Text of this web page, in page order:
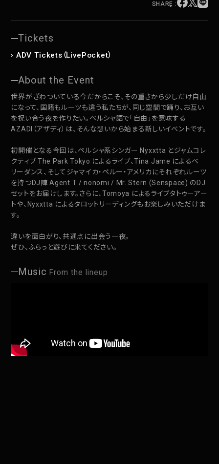
SHARE :
Tickets
› ADV Tickets（LivePocket）
About the Event
世界がざわついている今だからこそ、その重さから少しだけ自由
になって、国籍もルーツも違う私たちが、同じ空間で踊り、お互い
を祝い合う夜を作りたい。ペルシャ語で「自由」を意味する
AZADI（アザディ）は、そんな想いから始まる新しいイベントです。
初開催となる今回は、ペルシャ系シンガー Nyxxtta とジャムコレ
クティブ The Park Tokyo によるライブ、Tina Jame によるベ
リーダンス、そしてジャマイカ・ペルー・アメリカにそれぞれルーツ
を持つDJ陣 Agent T / nonomi / Mr. Stern (Senspace) のDJ
セットをお届けします。さらに、Tomoya によるライブタトゥーアー
トや、Nyxxtta によるタロットリーディングもお楽しみいただけま
す。
違いを面白がり、共通点に出会う一夜。
ぜひ、ふらっと遊びに来てください。
Music From the lineup